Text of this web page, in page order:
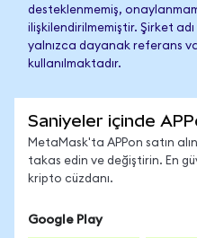
desteklenmemiş,
ilişkilendirilmemiştir. Şirket
yalnızca dayanak referans
kullanılmaktadır.
Saniyeler içinde
MetaMask'ta APPon satın
takas edin ve değiştirin. En
kripto cüzdanı.
Google Play